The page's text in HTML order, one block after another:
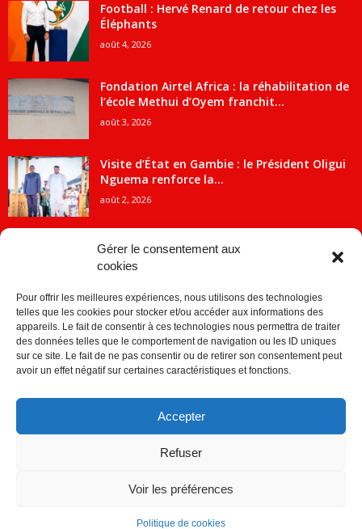
Gérer le consentement aux
cookies
Pour offrir les meilleures expériences, nous utilisons des technologies
telles que les cookies pour stocker et/ou accéder aux informations des
appareils. Le fait de consentir à ces technologies nous permettra de traiter
des données telles que le comportement de navigation ou les ID uniques
sur ce site. Le fait de ne pas consentir ou de retirer son consentement peut
avoir un effet négatif sur certaines caractéristiques et fonctions.
Accepter
Refuser
Voir les préférences
Politique de cookies
Football : Hervé Renard de retour chez les
Éléphants
août 4, 2026
Fondation Airtel Africa : la réhabilitation de
l’école Methui d’Oyem franchit...
août 3, 2026
Visite d’État en Gambie : le Président Oligui
Nguema renforce la...
août 2, 2026
ACTUALITES
Economie 2091
1839
Société
Sport 859
© © Copyright 2014 - CDJ Médias - tous droits reservés